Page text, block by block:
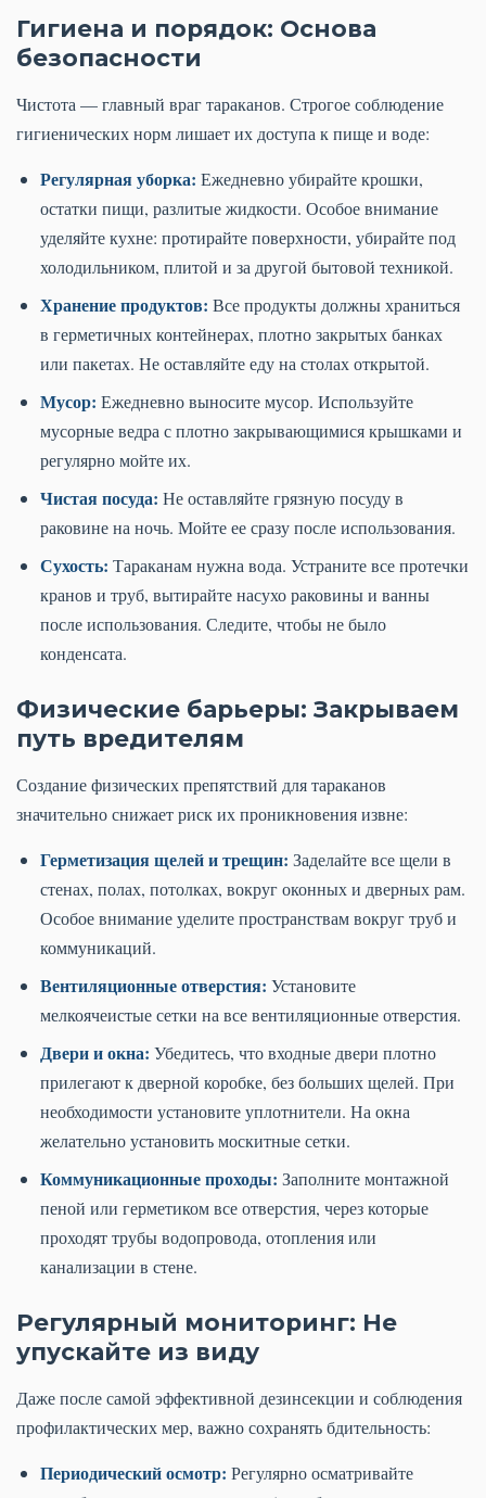
Гигиена и порядок: Основа
безопасности
Чистота — главный враг тараканов. Строгое соблюдение
гигиенических норм лишает их доступа к пище и воде:
Регулярная уборка: Ежедневно убирайте крошки,
остатки пищи, разлитые жидкости. Особое внимание
уделяйте кухне: протирайте поверхности, убирайте под
холодильником, плитой и за другой бытовой техникой.
Хранение продуктов: Все продукты должны храниться
в герметичных контейнерах, плотно закрытых банках
или пакетах. Не оставляйте еду на столах открытой.
Мусор: Ежедневно выносите мусор. Используйте
мусорные ведра с плотно закрывающимися крышками и
регулярно мойте их.
Чистая посуда: Не оставляйте грязную посуду в
раковине на ночь. Мойте ее сразу после использования.
Сухость: Тараканам нужна вода. Устраните все протечки
кранов и труб, вытирайте насухо раковины и ванны
после использования. Следите, чтобы не было
конденсата.
Физические барьеры: Закрываем
путь вредителям
Создание физических препятствий для тараканов
значительно снижает риск их проникновения извне:
Герметизация щелей и трещин: Заделайте все щели в
стенах, полах, потолках, вокруг оконных и дверных рам.
Особое внимание уделите пространствам вокруг труб и
коммуникаций.
Вентиляционные отверстия: Установите
мелкоячеистые сетки на все вентиляционные отверстия.
Двери и окна: Убедитесь, что входные двери плотно
прилегают к дверной коробке, без больших щелей. При
необходимости установите уплотнители. На окна
желательно установить москитные сетки.
Коммуникационные проходы: Заполните монтажной
пеной или герметиком все отверстия, через которые
проходят трубы водопровода, отопления или
канализации в стене.
Регулярный мониторинг: Не
упускайте из виду
Даже после самой эффективной дезинсекции и соблюдения
профилактических мер, важно сохранять бдительность:
Периодический осмотр: Регулярно осматривайте